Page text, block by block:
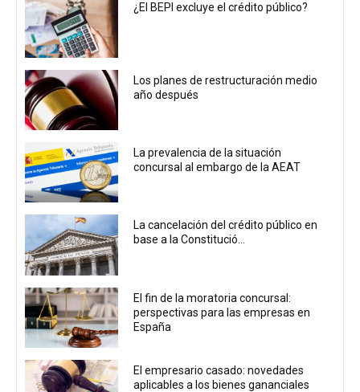
¿El BEPI excluye el crédito público?
Los planes de restructuración medio
año después
La prevalencia de la situación
concursal al embargo de la AEAT
La cancelación del crédito público en
base a la Constitució...
El fin de la moratoria concursal:
perspectivas para las empresas en
España
El empresario casado: novedades
aplicables a los bienes gananciales